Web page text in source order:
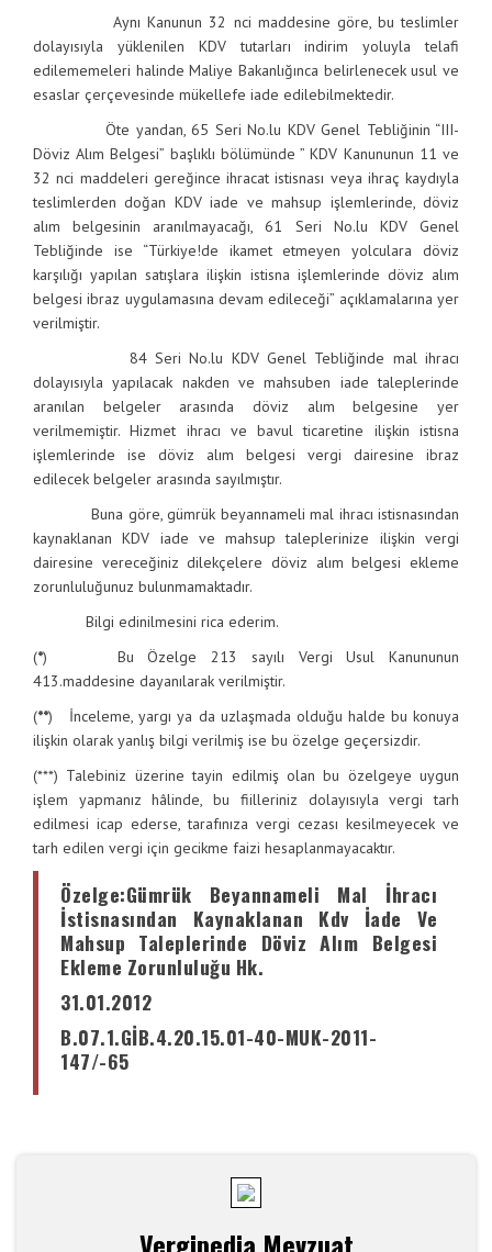
Aynı Kanunun 32 nci maddesine göre, bu teslimler
dolayısıyla yüklenilen KDV tutarları indirim yoluyla telafi
edilememeleri halinde Maliye Bakanlığınca belirlenecek usul ve
esaslar çerçevesinde mükellefe iade edilebilmektedir.
Öte yandan, 65 Seri No.lu KDV Genel Tebliğinin “III-
Döviz Alım Belgesi” başlıklı bölümünde ” KDV Kanununun 11 ve
32 nci maddeleri gereğince ihracat istisnası veya ihraç kaydıyla
teslimlerden doğan KDV iade ve mahsup işlemlerinde, döviz
alım belgesinin aranılmayacağı, 61 Seri No.lu KDV Genel
Tebliğinde ise “Türkiye!de ikamet etmeyen yolculara döviz
karşılığı yapılan satışlara ilişkin istisna işlemlerinde döviz alım
belgesi ibraz uygulamasına devam edileceği” açıklamalarına yer
verilmiştir.
84 Seri No.lu KDV Genel Tebliğinde mal ihracı
dolayısıyla yapılacak nakden ve mahsuben iade taleplerinde
aranılan belgeler arasında döviz alım belgesine yer
verilmemiştir. Hizmet ihracı ve bavul ticaretine ilişkin istisna
işlemlerinde ise döviz alım belgesi vergi dairesine ibraz
edilecek belgeler arasında sayılmıştır.
Buna göre, gümrük beyannameli mal ihracı istisnasından
kaynaklanan KDV iade ve mahsup taleplerinize ilişkin vergi
dairesine vereceğiniz dilekçelere döviz alım belgesi ekleme
zorunluluğunuz bulunmamaktadır.
Bilgi edinilmesini rica ederim.
(*) Bu Özelge 213 sayılı Vergi Usul Kanununun
413.maddesine dayanılarak verilmiştir.
(**) İnceleme, yargı ya da uzlaşmada olduğu halde bu konuya
ilişkin olarak yanlış bilgi verilmiş ise bu özelge geçersizdir.
(***) Talebiniz üzerine tayin edilmiş olan bu özelgeye uygun
işlem yapmanız hâlinde, bu fiilleriniz dolayısıyla vergi tarh
edilmesi icap ederse, tarafınıza vergi cezası kesilmeyecek ve
tarh edilen vergi için gecikme faizi hesaplanmayacaktır.
Özelge:Gümrük Beyannameli Mal İhracı
İstisnasından Kaynaklanan Kdv İade Ve
Mahsup Taleplerinde Döviz Alım Belgesi
Ekleme Zorunluluğu Hk.
31.01.2012
B.07.1.GİB.4.20.15.01-40-MUK-2011-
147/-65